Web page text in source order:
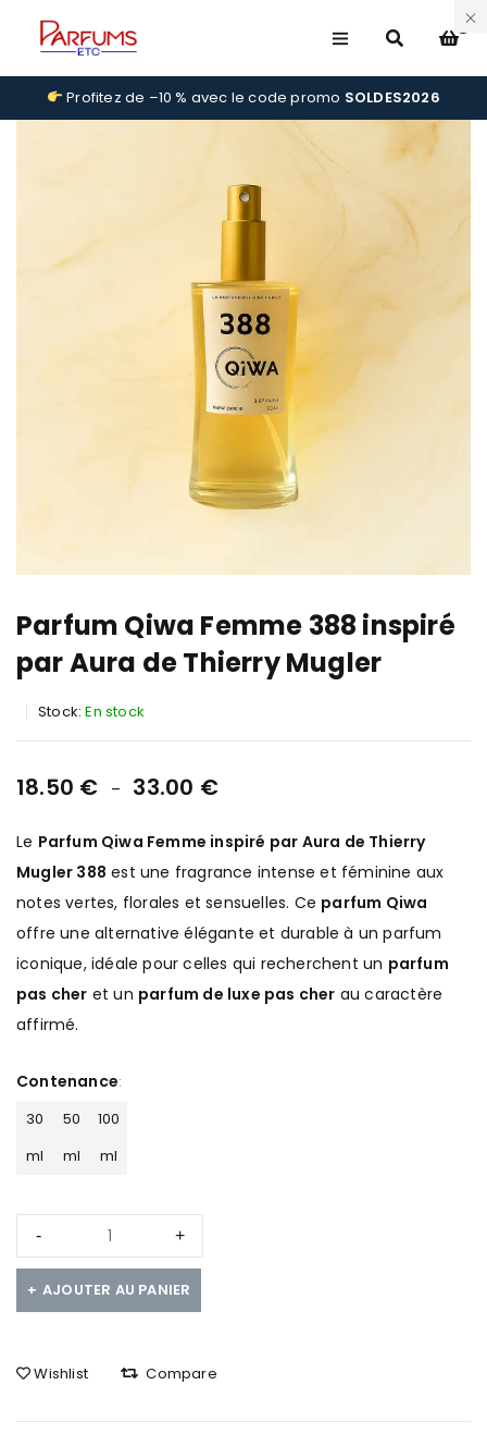
0
Profitez de –10 % avec le code promo SOLDES2026
Parfum Qiwa Femme 388 inspiré
par Aura de Thierry Mugler
Stock: En stock
18.50 € – 33.00 €
Le Parfum Qiwa Femme inspiré par Aura de Thierry
Mugler 388 est une fragrance intense et féminine aux
notes vertes, florales et sensuelles. Ce parfum Qiwa
offre une alternative élégante et durable à un parfum
iconique, idéale pour celles qui recherchent un parfum
pas cher et un parfum de luxe pas cher au caractère
affirmé.
Contenance
30
ml
50
ml
100
ml
AJOUTER AU PANIER
Wishlist Compare